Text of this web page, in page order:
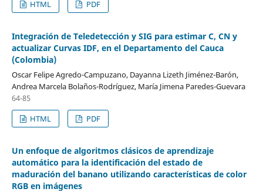
HTML
PDF
Integración de Teledetección y SIG para estimar C, CN y
actualizar Curvas IDF, en el Departamento del Cauca
(Colombia)
Oscar Felipe Agredo-Campuzano, Dayanna Lizeth Jiménez-Barón,
Andrea Marcela Bolaños-Rodríguez, María Jimena Paredes-Guevara
64-85
HTML
PDF
Un enfoque de algoritmos clásicos de aprendizaje
automático para la identificación del estado de
maduración del banano utilizando características de color
RGB en imágenes